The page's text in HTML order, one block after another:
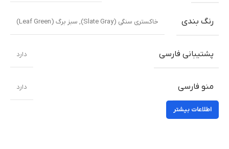
رنگ بندی خاکستری سنگی (Slate Gray) , سبز برگ (Leaf Green)
پشتیبانی فارسی دارد
منو فارسی دارد
اطلاعات بیشتر